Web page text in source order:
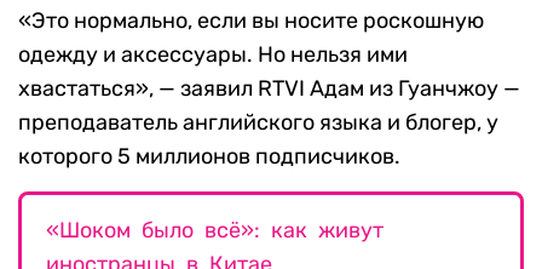
«Это нормально, если вы носите роскошную
одежду и аксессуары. Но нельзя ими
хвастаться», — заявил RTVI Адам из Гуанчжоу —
преподаватель английского языка и блогер, у
которого 5 миллионов подписчиков.
«Шоком было всё»: как живут